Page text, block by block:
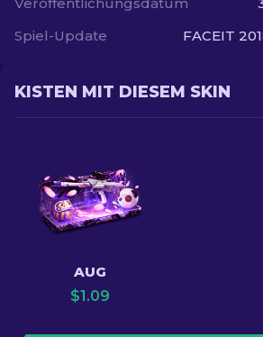
Spiel-Update
FACEIT
KISTEN MIT DIESEM SKIN
AUG
$1.09